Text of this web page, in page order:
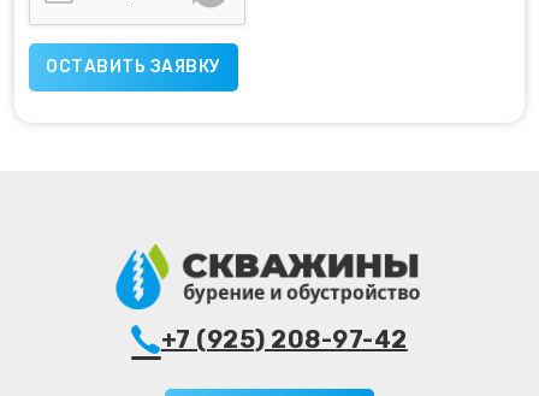
+7 (925) 208-97-42